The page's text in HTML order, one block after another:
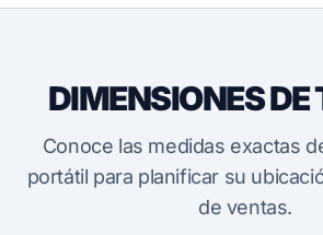
DIMENSIONES DE
Conoce las medidas exactas
portátil para planificar su
de ventas.